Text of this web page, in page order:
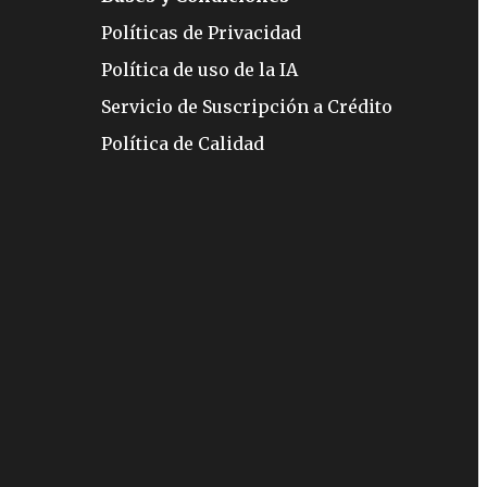
Políticas de Privacidad
Política de uso de la IA
Servicio de Suscripción a Crédito
Política de Calidad